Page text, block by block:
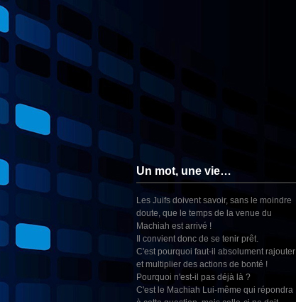
Un mot, une vie…
Les Juifs doivent savoir, sans le moindre
doute, que le temps de la venue du
Machiah est arrivé !
Il convient donc de se tenir prêt.
C'est pourquoi faut-il absolument rajouter
et multiplier des actions de bonté !
Pourquoi n'est-il pas déjà là ?
C'est le Machiah Lui-même qui répondra